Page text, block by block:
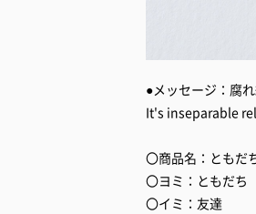
●メッセージ：腐
It's inseparable
〇商品名：ともだ
〇ヨミ：ともだち
〇イミ：友達